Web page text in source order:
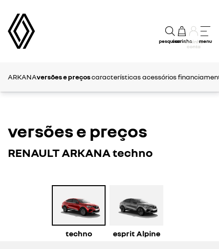
pesquisarcarrinhoa minha
conta
menu
ARKANAversões e preçoscaracterísticasacessórios
versões e preços
RENAULT ARKANA techno
techno esprit Alpine